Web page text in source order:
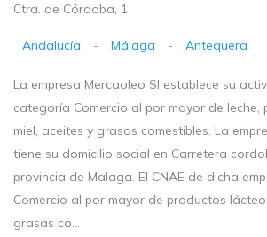
Ctra. de Córdoba, 1
Andalucía - Málaga - Antequera
La empresa Mercaoleo Sl establece su
categoría Comercio al por mayor de leche,
miel, aceites y grasas comestibles. La
tiene su domicilio social en Carretera
provincia de Malaga. El CNAE de dicha
Comercio al por mayor de productos
grasas co...